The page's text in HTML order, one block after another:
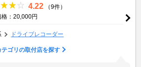
4.22
（9件）
格：20,000円
ドライブレコーダー
テゴリの取付店を探す